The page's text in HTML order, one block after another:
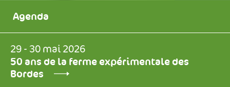
Agenda
29 - 30 mai 2026
50 ans de la ferme expérimentale des
Bordes